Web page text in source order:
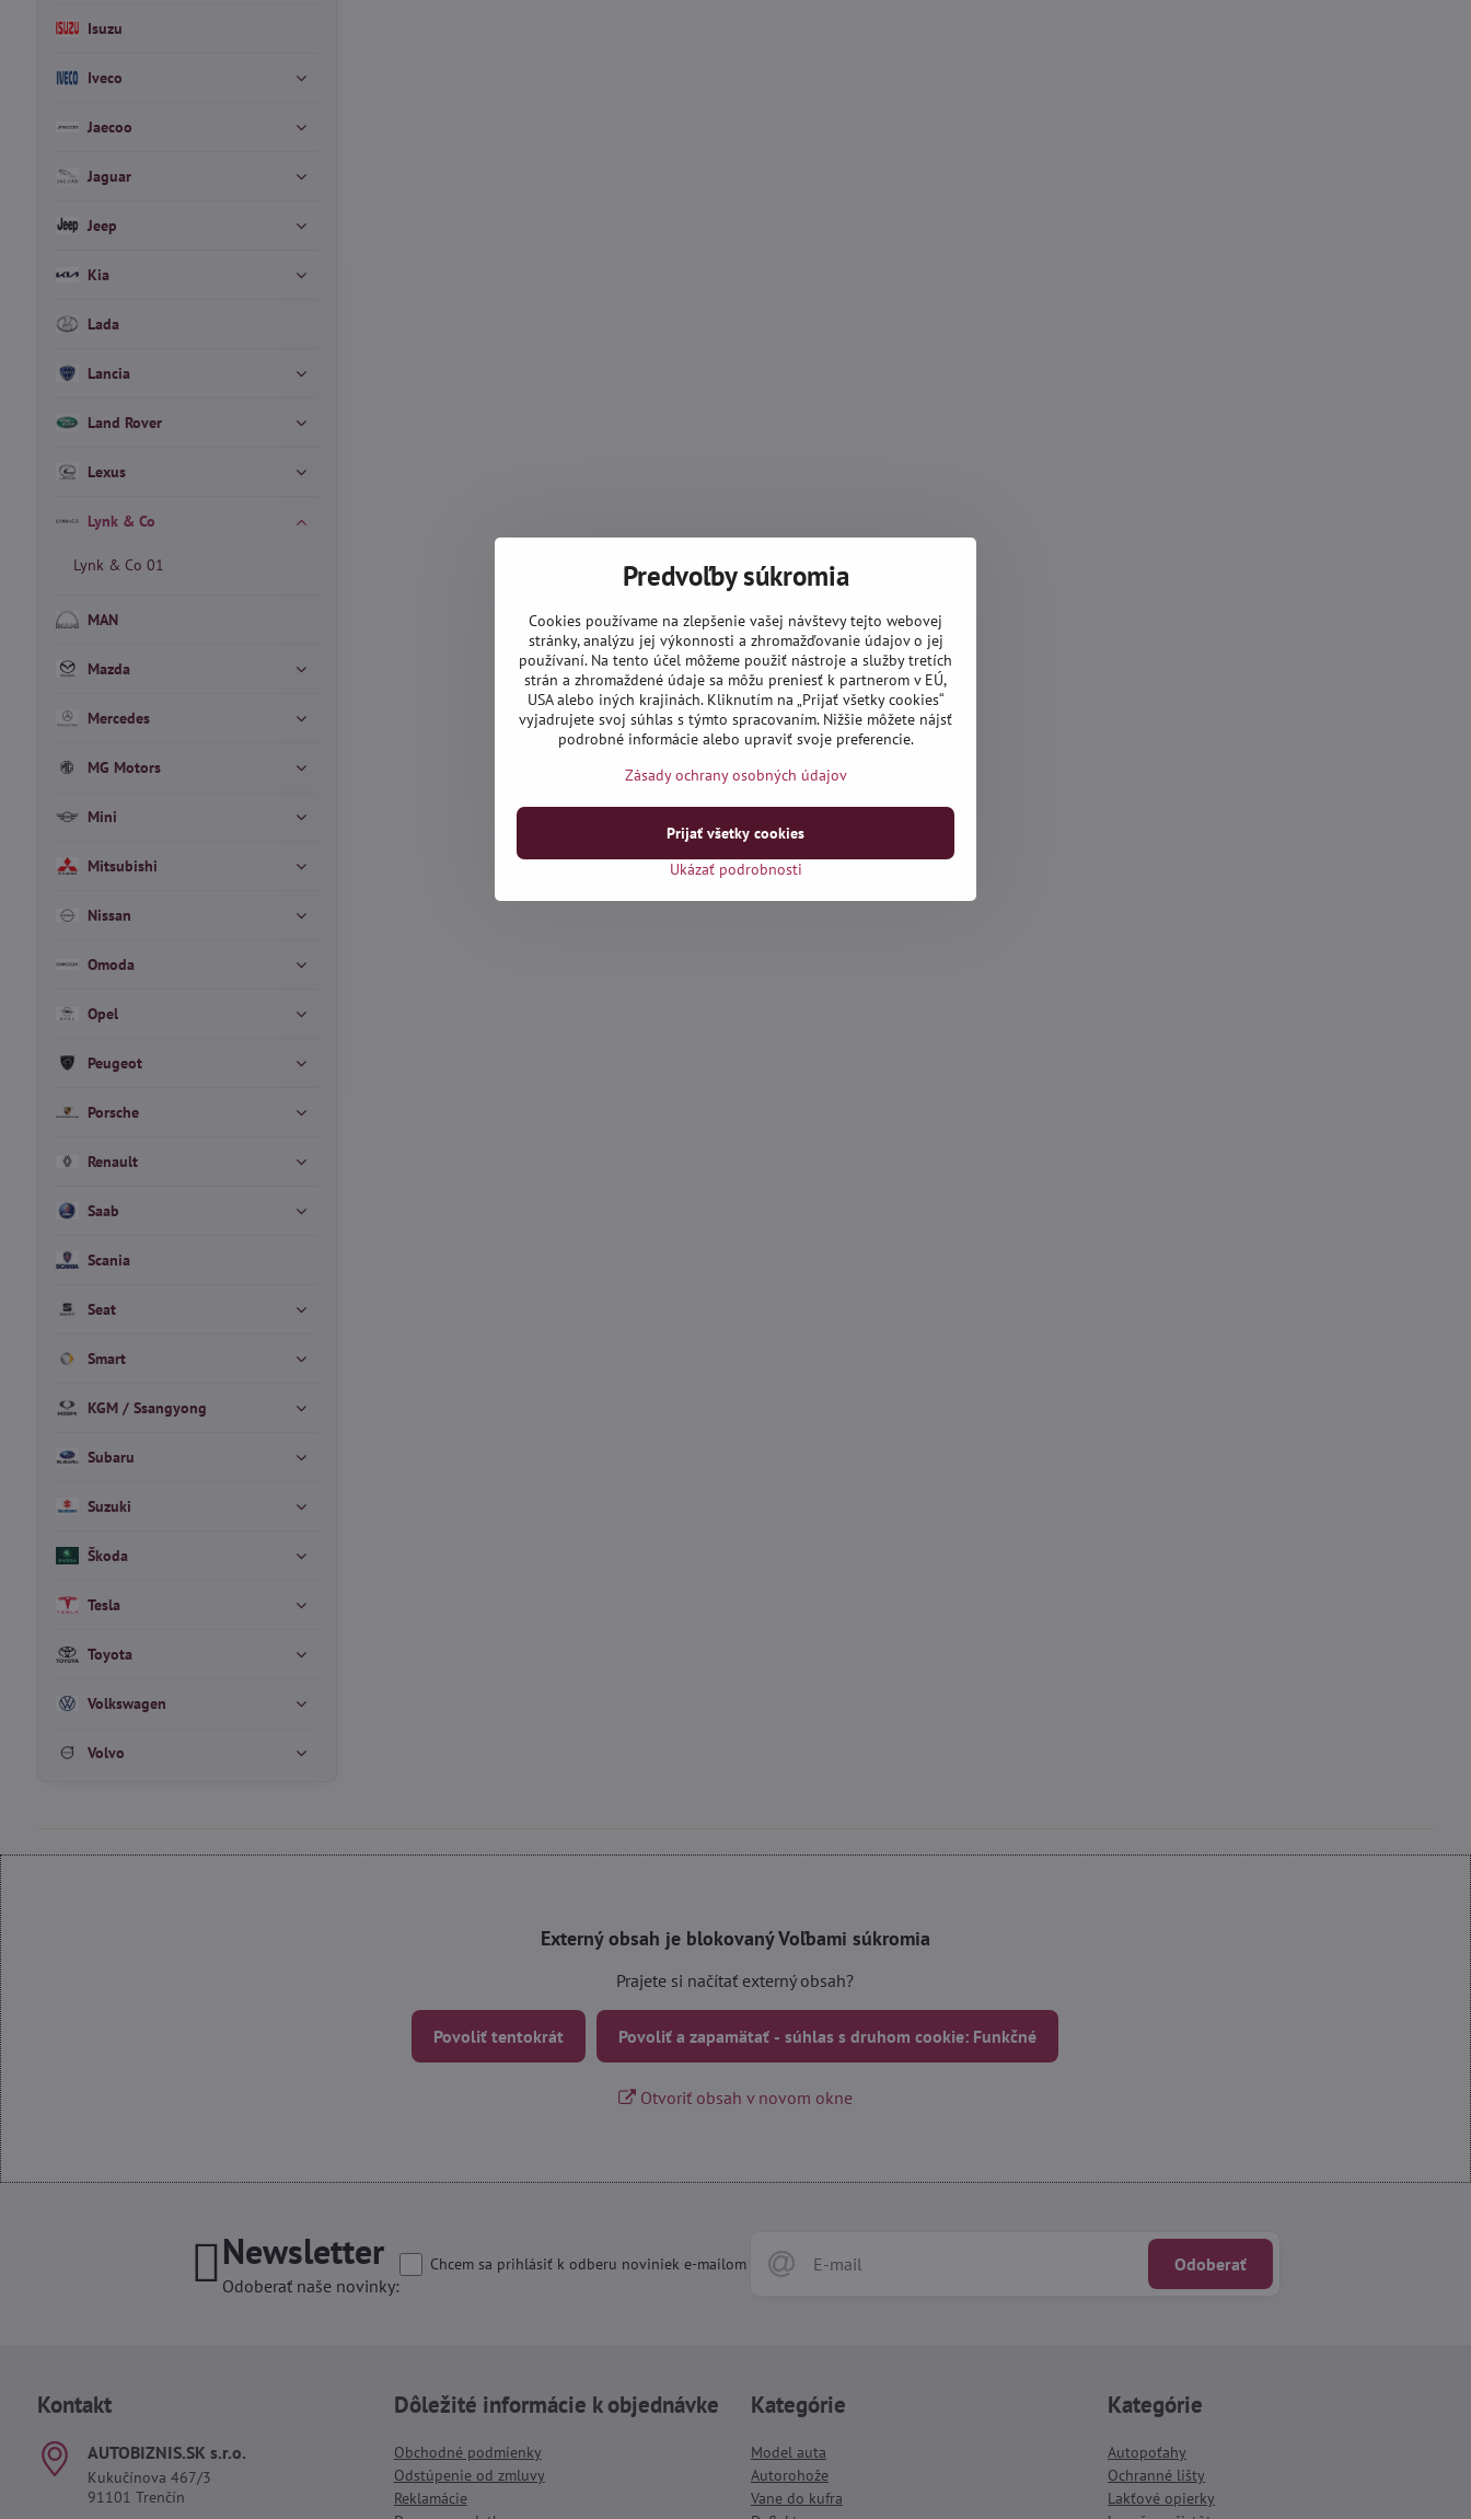
Isuzu
Iveco
Jaecoo
Jaguar
Jeep
Kia
Lada
Lancia
Land Rover
Lexus
Lynk & Co
Lynk & Co 01
MAN
Mazda
Mercedes
MG Motors
Mini
Mitsubishi
Nissan
Omoda
Opel
Peugeot
Porsche
Renault
Saab
Scania
Seat
Smart
KGM / Ssangyong
Subaru
Suzuki
Škoda
Tesla
Toyota
Volkswagen
Volvo
Externý obsah je blokovaný Voľbami súkromia
Prajete si načítať externý obsah?
Povoliť tentokrát Povoliť a zapamätať - súhlas s druhom cookie: Funkčné
Otvoriť obsah v novom okne
Newsletter
Odoberať naše novinky:
Odoberať
Chcem sa prihlásiť k odberu noviniek e-mailom
Kontakt
AUTOBIZNIS​.SK s​.r​.o​.
Kukučínova 467/3
91101 Trenčín
Dôležité informácie k objednávke
Obchodné podmienky
Odstúpenie od zmluvy
Reklamácie
Kategórie
Model auta
Autorohože
Vane do kufra
Kategórie
Autopoťahy
Ochranné lišty
Lakťové opierky
Predvoľby súkromia
Cookies používame na zlepšenie vašej návštevy tejto webovej
stránky, analýzu jej výkonnosti a zhromažďovanie údajov o jej
používaní. Na tento účel môžeme použiť nástroje a služby tretích
strán a zhromaždené údaje sa môžu preniesť k partnerom v EÚ,
USA alebo iných krajinách. Kliknutím na „Prijať všetky cookies“
vyjadrujete svoj súhlas s týmto spracovaním. Nižšie môžete nájsť
podrobné informácie alebo upraviť svoje preferencie.
Zásady ochrany osobných údajov
Ukázať podrobnosti
Prijať všetky cookies